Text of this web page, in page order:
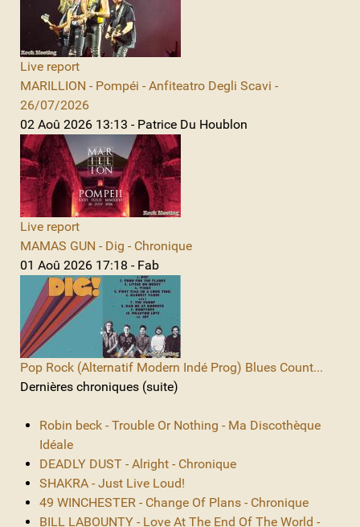
Live report
MARILLION - Pompéi - Anfiteatro Degli Scavi -
26/07/2026
02 Aoû 2026 13:13 - Patrice Du Houblon
Live report
MAMAS GUN - Dig - Chronique
01 Aoû 2026 17:18 - Fab
Pop Rock (Alternatif Modern Indé Prog) Blues Count...
Dernières chroniques (suite)
Robin beck - Trouble Or Nothing - Ma Discothèque
Idéale
DEADLY DUST - Alright - Chronique
SHAKRA - Just Live Loud!
49 WINCHESTER - Change Of Plans - Chronique
BILL LABOUNTY - Love At The End Of The World -